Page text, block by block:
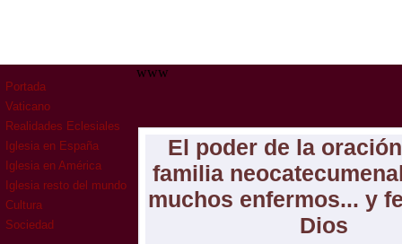
Portada
Vaticano
Realidades Eclesiales
Iglesia en España
Iglesia en América
Iglesia resto del mundo
Cultura
Sociedad
www
El poder de la
familia
muchos enfermos... y
Dios